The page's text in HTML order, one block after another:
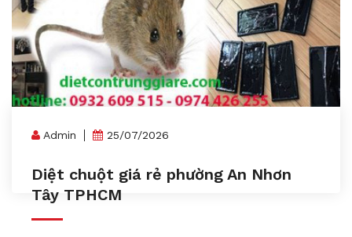
Admin 25/07/2026
Diệt chuột giá rẻ phường An Nhơn
Tây TPHCM